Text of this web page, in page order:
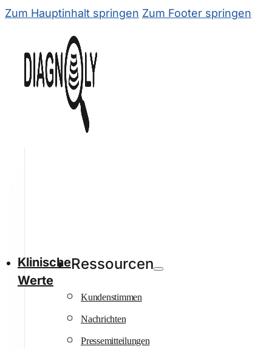
Zum Hauptinhalt springen Zum Footer springen
Klinische
Werte
Ressourcen
Kundenstimmen
Nachrichten
Pressemitteilungen